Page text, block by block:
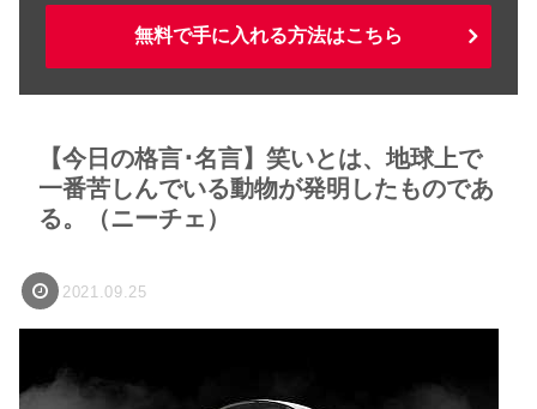
無料で手に入れる方法はこちら
【今日の格言･名言】笑いとは、地球上で
一番苦しんでいる動物が発明したものであ
る。（ニーチェ）
2021.09.25